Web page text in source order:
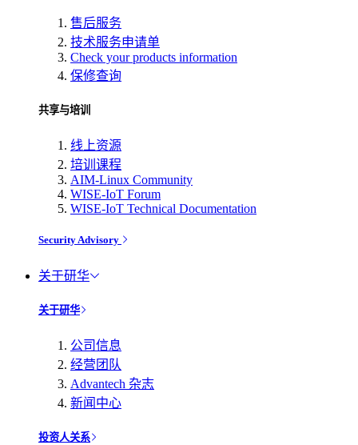
售后服务
技术服务申请单
Check your products information
保修查询
共享与培训
线上资源
培训课程
AIM-Linux Community
WISE-IoT Forum
WISE-IoT Technical Documentation
Security Advisory
关于研华
关于研华
公司信息
经营团队
Advantech 杂志
新闻中心
投资人关系